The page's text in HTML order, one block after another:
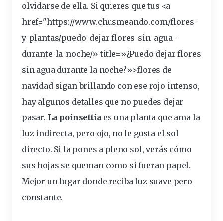
olvidarse de ella. Si quieres que tus <a
href="https://www.chusmeando.com/flores-
y-plantas/puedo-dejar-flores-sin-agua-
durante-la-noche/» title=»¿Puedo dejar flores
sin agua durante la noche?»>flores de
navidad sigan brillando con ese rojo intenso,
hay algunos detalles que no puedes dejar
pasar. La poinsettia es una planta que ama la
luzindirecta, pero ojo, no le gusta el sol
directo. Si la pones a pleno sol, verás cómo
sus hojas se queman como si fueran papel.
Mejor un lugar donde reciba luz suave pero
constante.